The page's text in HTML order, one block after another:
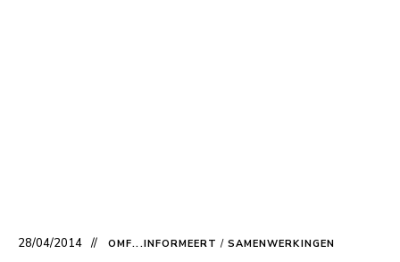
28/04/2014 OMF...INFORMEERT / SAMENWERKINGEN